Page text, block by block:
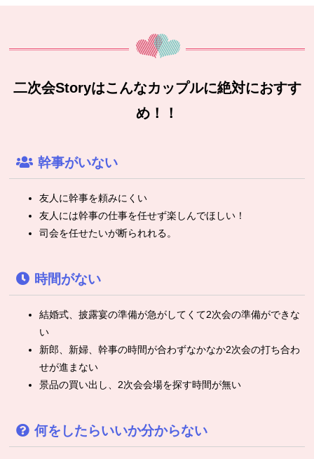
二次会Storyはこんなカップルに絶対におすす
め！！
幹事がいない
友人に幹事を頼みにくい
友人には幹事の仕事を任せず楽しんでほしい！
司会を任せたいが断られれる。
時間がない
結婚式、披露宴の準備が急がしてくて2次会の準備ができな
い
新郎、新婦、幹事の時間が合わずなかなか2次会の打ち合わ
せが進まない
景品の買い出し、2次会会場を探す時間が無い
何をしたらいいか分からない